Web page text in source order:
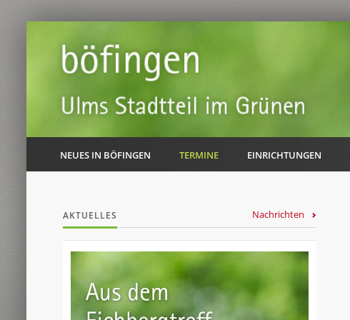
NEUES IN BÖFINGEN TERMINE EINRICHTUNGEN
AKTUELLES Nachrichten